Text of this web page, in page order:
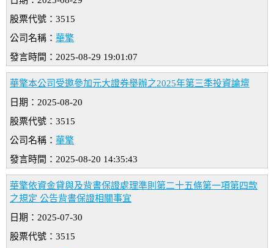
股票代號：3515
公司名稱： 華擎
發言時間：2025-08-29 19:01:07
華擎本公司受邀參加元大證券舉辦之2025年第三季投資論壇
日期：2025-08-20
股票代號：3515
公司名稱： 華擎
發言時間：2025-08-20 14:35:43
華擎依資金貸與及背書保證處理準則第二十五條第一項第四款
之規定 公告背書保證相關事宜
日期：2025-07-30
股票代號：3515